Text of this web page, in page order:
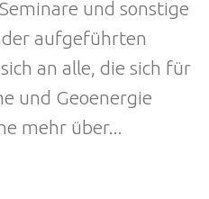
und sonstige
aufgeführten
an alle, die sich für
und Geoenergie
mehr über...